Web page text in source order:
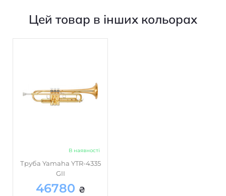
Цей товар в інших кольорах
В наявності
Труба Yamaha YTR-4335
GII
46780 ₴